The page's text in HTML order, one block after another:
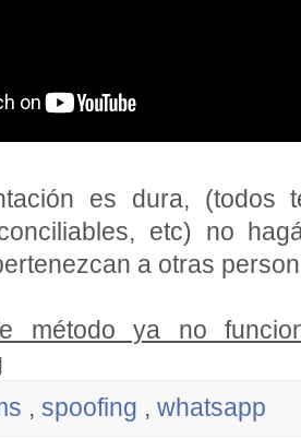
es dura, (todos
etc) no
a otras
método ya no
, spoofing , whatsapp